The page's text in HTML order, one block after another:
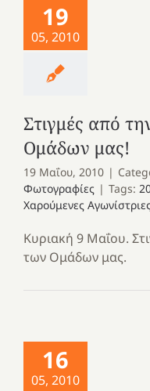
19
05, 2010
Στιγμές από
Ομάδων μας!
19 Μαΐου, 2010 |
Φωτογραφίες | Tags:
Χαρούμενες
Κυριακή 9 Μαΐου.
των Ομάδων μας.
16
05, 2010